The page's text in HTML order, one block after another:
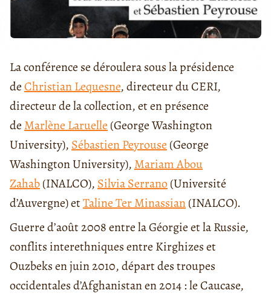
La conférence se déroulera sous la présidence
deChristian Lequesne, directeur du CERI,
directeur de la collection, et en présence
de Marlène Laruelle (George Washington
University), Sébastien Peyrouse (George
Washington University), Mariam Abou
Zahab(INALCO), Silvia Serrano(Université
d’Auvergne) etTaline Ter Minassian(INALCO).
Guerre d’août 2008 entre la Géorgie et la Russie,
conflits interethniques entre Kirghizes et
Ouzbeks en juin 2010, départ des troupes
occidentales d’Afghanistan en 2014 : le Caucase,